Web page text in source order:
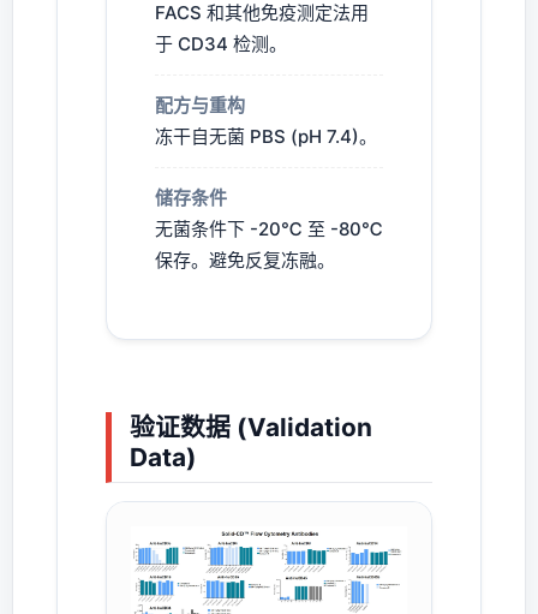
FACS 和其他免疫测定法用
于 CD34 检测。
配方与重构
冻干自无菌 PBS (pH 7.4)。
储存条件
无菌条件下 -20℃ 至 -80℃
保存。避免反复冻融。
验证数据 (Validation
Data)